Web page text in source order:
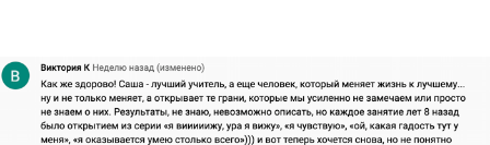
ИНН: 635002428766,
Чернов Александр Сергеевич
Сайт не является публичной офертой.
Посещая сайт Вы соглашаетесь с
политикой конфиденциальности.